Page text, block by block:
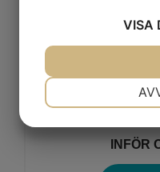
INFÖR
VISA
MARKNADSFÖRING